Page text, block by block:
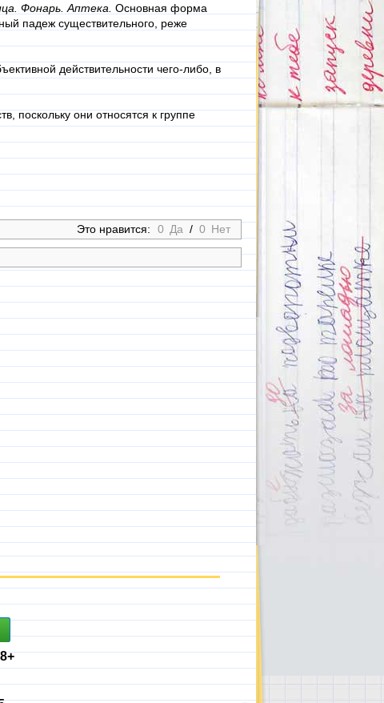
Фонарь. Аптека. Основная форма
падеж существительного, реже
действительности чего-либо, в
поскольку они относятся к группе
Это нравится: 0 Да / 0 Нет